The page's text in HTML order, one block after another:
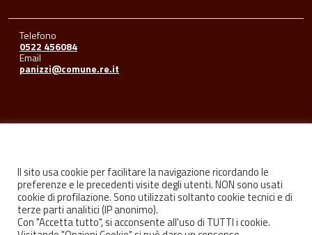
Telefono
0522 456084
Email
panizzi@comune.re.it
FacebookYoutubeInstagram
Il sito usa cookie per facilitare la navigazione ricordando le
preferenze e le precedenti visite degli utenti. NON sono usati
cookie di profilazione. Sono utilizzati soltanto cookie tecnici e di
terze parti analitici (IP anonimo).
Con "Accetta tutto", si acconsente all'uso di TUTTI i cookie.